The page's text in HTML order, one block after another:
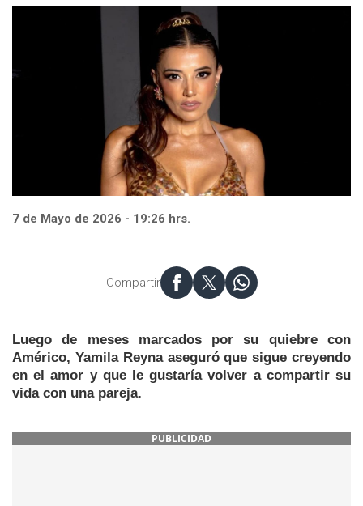
7 de Mayo de 2026 - 19:26 hrs.
Compartir
Luego de meses marcados por su quiebre con
Américo, Yamila Reyna aseguró que sigue creyendo
en el amor y que le gustaría volver a compartir su
vida con una pareja.
PUBLICIDAD